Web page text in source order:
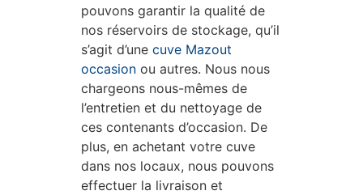
pouvons garantir la qualité de
nos réservoirs de stockage, qu’il
s’agit d’une cuve Mazout
occasion ou autres. Nous nous
chargeons nous-mêmes de
l’entretien et du nettoyage de
ces contenants d’occasion. De
plus, en achetant votre cuve
dans nos locaux, nous pouvons
effectuer la livraison et